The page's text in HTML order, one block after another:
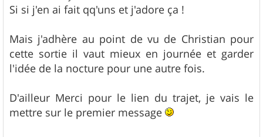
Si si j'en ai fait qq'uns et j'adore ça !
Mais j'adhère au point de vu de Christian pour
cette sortie il vaut mieux en journée et garder
l'idée de la nocture pour une autre fois.
D'ailleur Merci pour le lien du trajet, je vais le
mettre sur le premier message